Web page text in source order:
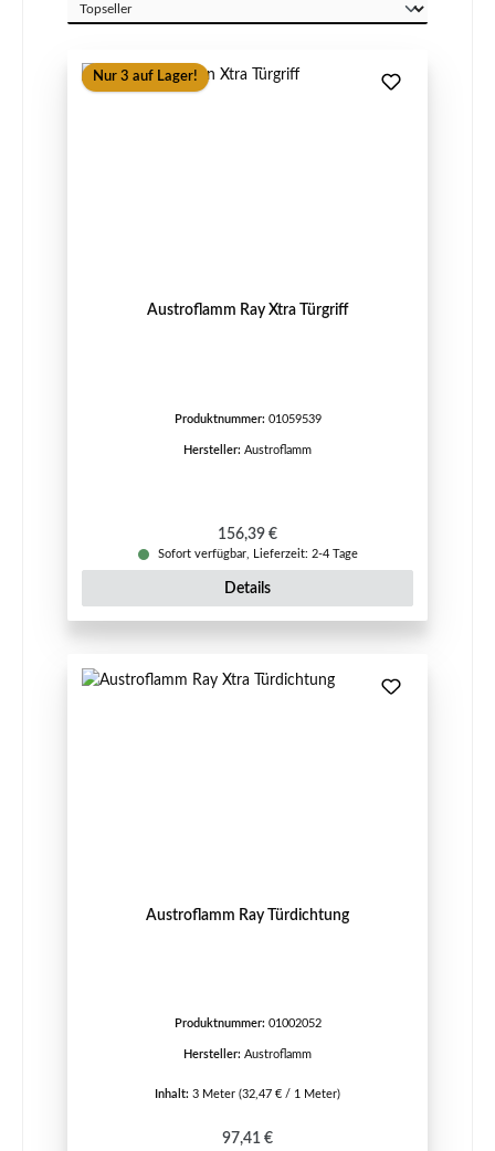
Nur 3 auf Lager!
Austroflamm Ray Xtra Türgriff
Produktnummer: 01059539
Hersteller: Austroflamm
Regulärer Preis:
156,39 €
Sofort verfügbar, Lieferzeit: 2-4 Tage
Details
Austroflamm Ray Türdichtung
Produktnummer: 01002052
Hersteller: Austroflamm
Inhalt: 3 Meter (32,47 € / 1 Meter)
Regulärer Preis:
97,41 €